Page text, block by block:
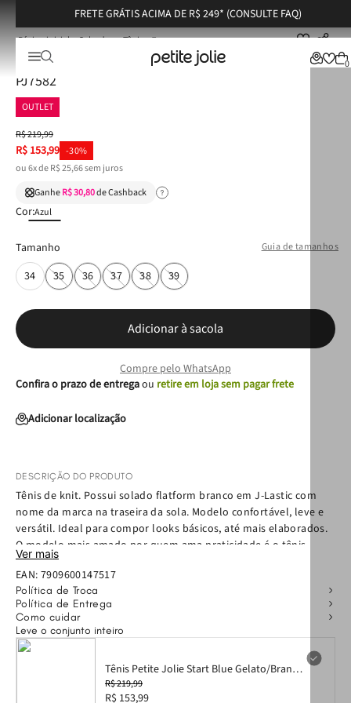
FRETE GRÁTIS ACIMA DE R$ 249* (CONSULTE FAQ)
0
Calçados Tênis Tênis Petite Jolie Start Blue Gelato/Branco PJ7582
Tênis Petite Jolie Start Blue Gelato/Branco
PJ7582
OUTLET
R$219,99
R$ 153,99 -30%
ou6x deR$25,66sem juros
GanheR$ 30,80de Cashback
Cor:Azul
Guia de tamanhos
Tamanho
34
35 36 37 38 39
Adicionar à sacola
Compre pelo WhatsApp
Confira o prazo de entregaou retire em loja sem pagar frete
Adicionar localização
DESCRIÇÃO DO PRODUTO
Tênis de knit. Possui solado flatform branco em J-Lastic com
nome da marca na traseira da sola. Modelo confortável, leve e
versátil. Ideal para compor looks básicos, até mais elaborados.
O modelo mais amado por quem ama praticidade é o tênis
Start! Agora com detalhes coloridos, ele combina todo o
conforto do knit com a modernidade do J-Lastic. E atenção para
a tendência da logomania, que deixa a marca Petite Jolie em
destaque nos seus pés.
Ver mais
EAN: 7909600147517
Política de Troca
Política de Entrega
Como cuidar
Leve o conjunto inteiro
Tênis Petite Jolie Start Blue Gelato/Branco
PJ7582 34
R$ 219,99
R$ 153,99